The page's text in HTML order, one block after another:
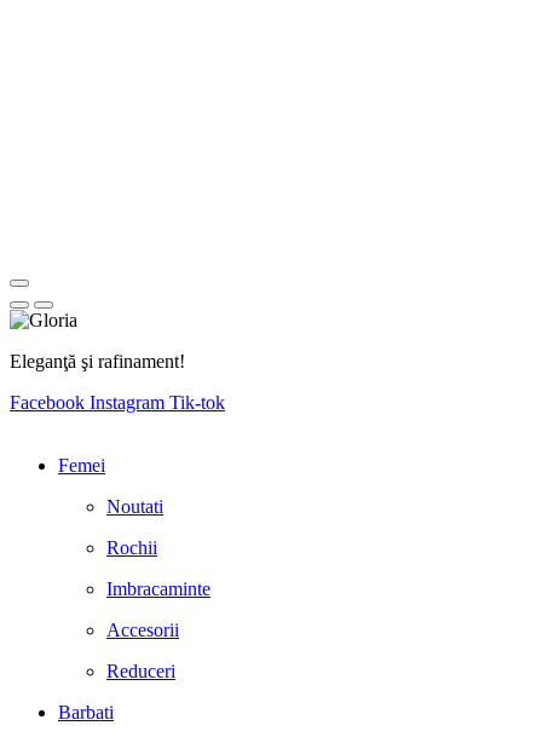
Eleganţă şi rafinament!
Facebook Instagram Tik-tok
Femei
Noutati
Rochii
Imbracaminte
Accesorii
Reduceri
Barbati